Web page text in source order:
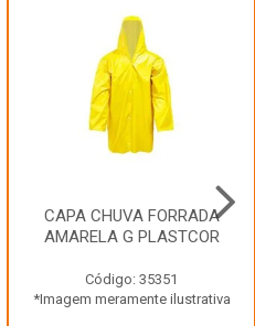
CAPA CHUVA FORRADA
AMARELA G PLASTCOR
Código: 35351
*Imagem meramente ilustrativa